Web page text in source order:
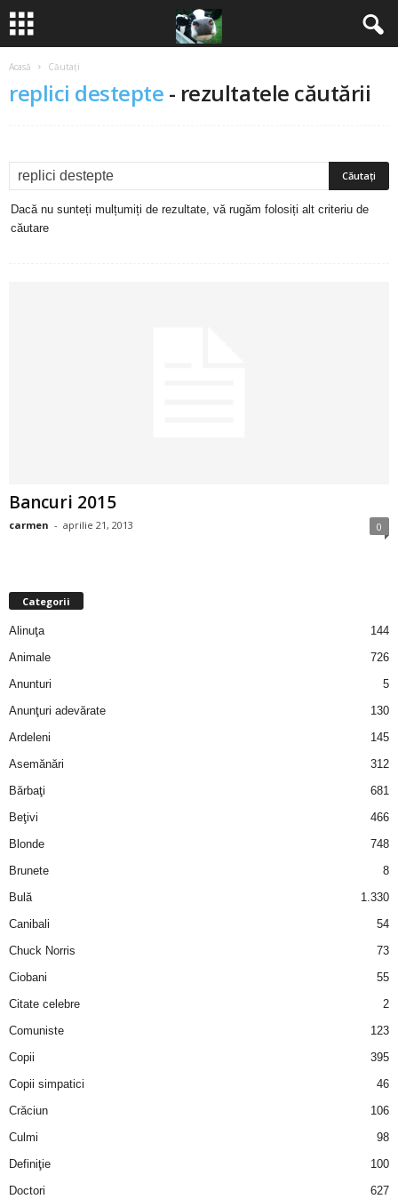
Acasă Căutați
replici destepte - rezultatele căutării
Dacă nu sunteți mulțumiți de rezultate, vă rugăm folosiți alt criteriu de
căutare
Bancuri 2015
carmen - aprilie 21, 2013 0
Categorii
Alinuţa
144
Animale
726
Anunturi
5
Anunţuri adevărate
130
Ardeleni
145
Asemănări
312
Bărbaţi
681
Beţivi
466
Blonde
748
Brunete
8
Bulă
1.330
Canibali
54
Chuck Norris
73
Ciobani
55
Citate celebre
2
Comuniste
123
Copii
395
Copii simpatici
46
Crăciun
106
Culmi
98
Definiţie
100
Doctori
627